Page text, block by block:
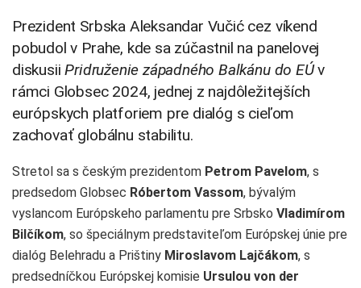
Prezident Srbska Aleksandar Vučić cez víkend
pobudol v Prahe, kde sa zúčastnil na panelovej
diskusiiPridruženie západného Balkánu do EÚv
rámci Globsec 2024, jednej z najdôležitejších
európskych platforiem pre dialóg s cieľom
zachovať globálnu stabilitu.
Stretol sa s českým prezidentom Petrom Pavelom, s
predsedom Globsec Róbertom Vassom, bývalým
vyslancom Európskeho parlamentu pre Srbsko Vladimírom
Bilčíkom, so špeciálnym predstaviteľom Európskej únie pre
dialóg Belehradu a Prištiny Miroslavom Lajčákom, s
predsedníčkou Európskej komisie Ursulou von der